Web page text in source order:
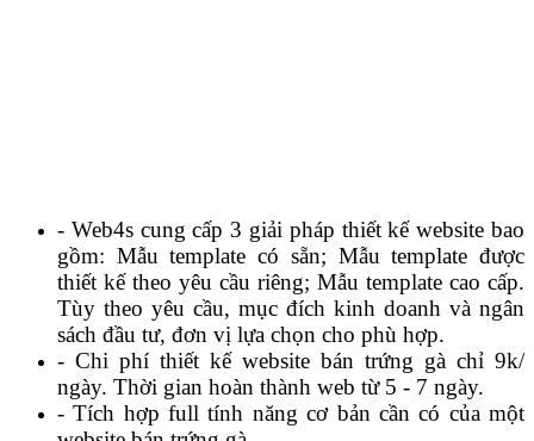
- Web4s cung cấp 3 giải pháp thiết kế website bao
gồm: Mẫu template có sẵn; Mẫu template được
thiết kế theo yêu cầu riêng; Mẫu template cao cấp.
Tùy theo yêu cầu, mục đích kinh doanh và ngân
sách đầu tư, đơn vị lựa chọn cho phù hợp.
- Chi phí thiết kế website bán trứng gà chỉ 9k/
ngày. Thời gian hoàn thành web từ 5 - 7 ngày.
- Tích hợp full tính năng cơ bản cần có của một